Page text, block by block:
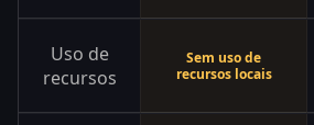
Uso de
recursos
Sem uso de
recursos locais